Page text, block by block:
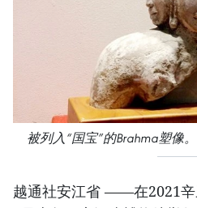
被列入“国宝”的Brahma塑像
越通社安江省 ——在2021辛